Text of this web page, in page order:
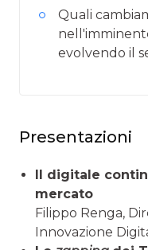
Quali
evolvendo il
Presentazioni
Il digitale
mercato
Filippo Renga,
Innovazione